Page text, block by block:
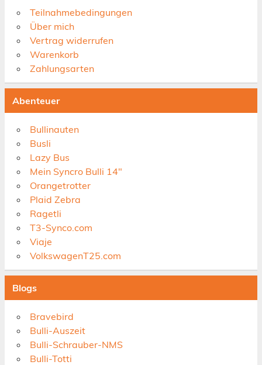
Teilnahmebedingungen
Über mich
Vertrag widerrufen
Warenkorb
Zahlungsarten
Abenteuer
Bullinauten
Busli
Lazy Bus
Mein Syncro Bulli 14"
Orangetrotter
Plaid Zebra
Ragetli
T3-Synco.com
Viaje
VolkswagenT25.com
Blogs
Bravebird
Bulli-Auszeit
Bulli-Schrauber-NMS
Bulli-Totti